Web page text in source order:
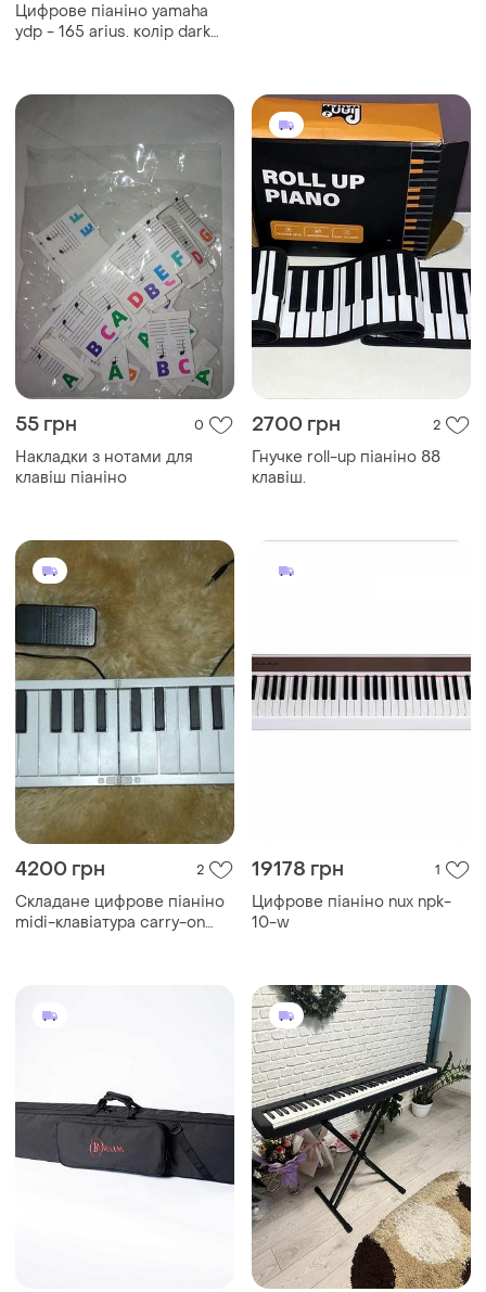
Цифрове піаніно yamaha
ydp - 165 arius. колір dark
55 грн 0
Накладки з нотами для
клавіш піаніно
2700 грн 2
Гнучке roll-up піаніно 88
клавіш.
4200 грн 2
Складане цифрове піаніно
midi-клавіатура carry-on
19178 грн 1
Цифрове піаніно nux npk-
10-w